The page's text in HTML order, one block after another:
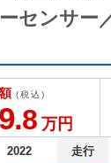
センサ
(税込)
8 万円
2022 走行